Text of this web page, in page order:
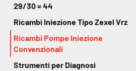
29/30 = 44
Ricambi Iniezione Tipo Zexel Vrz
Ricambi Pompe Iniezione
Convenzionali
Strumenti per Diagnosi